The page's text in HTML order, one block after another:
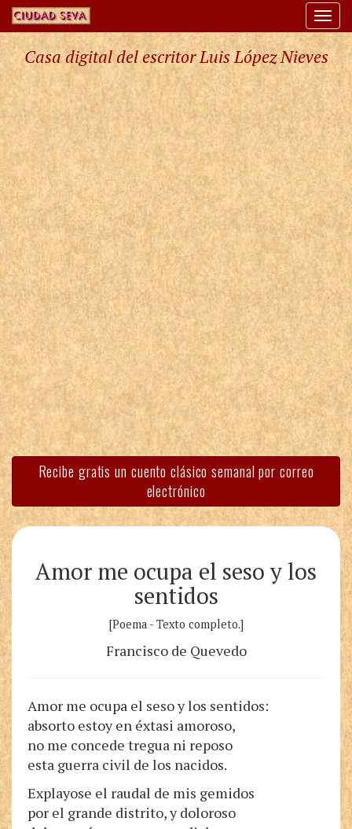
Casa digital del escritor Luis López Nieves
Recibe gratis un cuento clásico semanal por correo
electrónico
Amor me ocupa el seso y los
sentidos
[Poema - Texto completo.]
Francisco de Quevedo
Amor me ocupa el seso y los sentidos:
absorto estoy en éxtasi amoroso,
no me concede tregua ni reposo
esta guerra civil de los nacidos.
Explayose el raudal de mis gemidos
por el grande distrito, y doloroso